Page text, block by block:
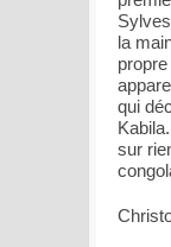
la
qui
sur